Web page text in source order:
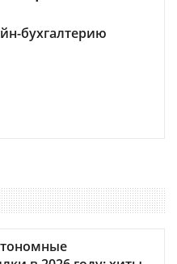
бухгалтерию